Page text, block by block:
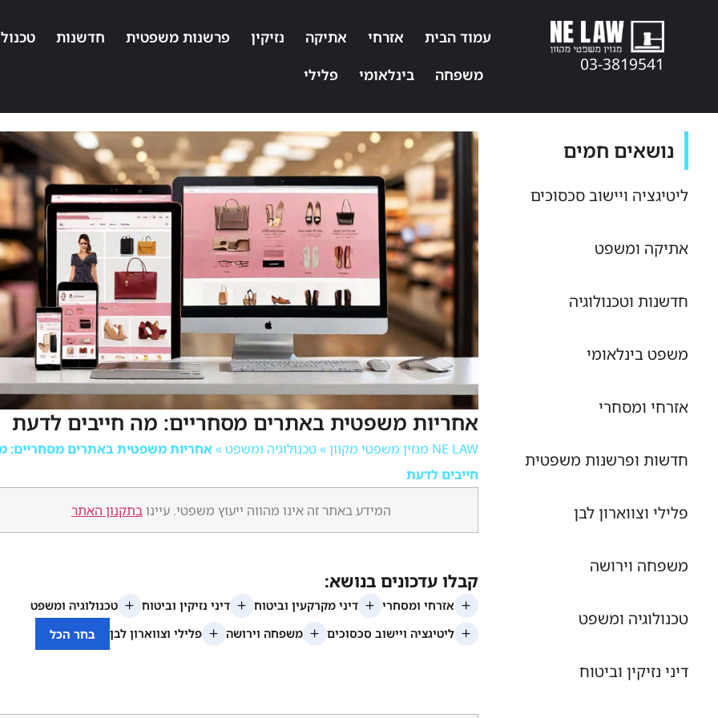
03-3819541
עמוד הבית אזרחי אתיקה נזיקין פרשנות משפטית חדשנות
משפחה
בינלאומי פלילי
נושאים חמים
ליטיגציה ויישוב סכסוכים
אתיקה ומשפט
חדשנות וטכנולוגיה
משפט בינלאומי
אזרחי ומסחרי
חדשות ופרשנות משפטית
פלילי וצווארון לבן
משפחה וירושה
טכנולוגיה ומשפט
דיני נזיקין וביטוח
אחריות משפטית באתרים מסחריים: מה חייבים לדעת
NE LAW מגזין משפטי מקוון »טכנולוגיה ומשפט »אחריות משפטית באתרים מסחריים:
חייבים לדעת
המידע באתר זה אינו מהווה ייעוץ משפטי. עיינובתקנון האתר